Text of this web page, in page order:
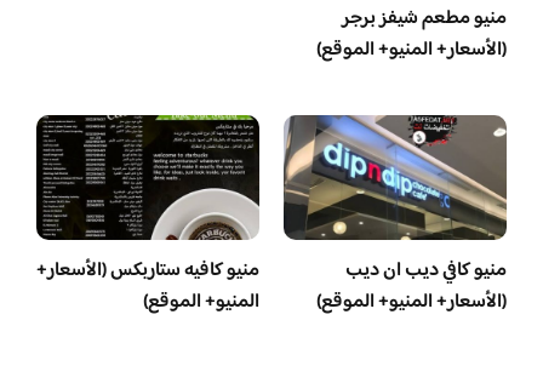
منيو مطعم شيفز برجر
(الأسعار+ المنيو+ الموقع)
منيو كافي ديب ان ديب
(الأسعار+ المنيو+ الموقع)
منيو كافيه ستاربكس (الأسعار+
المنيو+ الموقع)